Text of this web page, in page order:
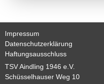
Jugend
E1-
Jugend
E2-
Impressum
Datenschutzerklärung
Haftungsausschluss
TSV Aindling 1946 e.V.
Schüsselhauser Weg 10